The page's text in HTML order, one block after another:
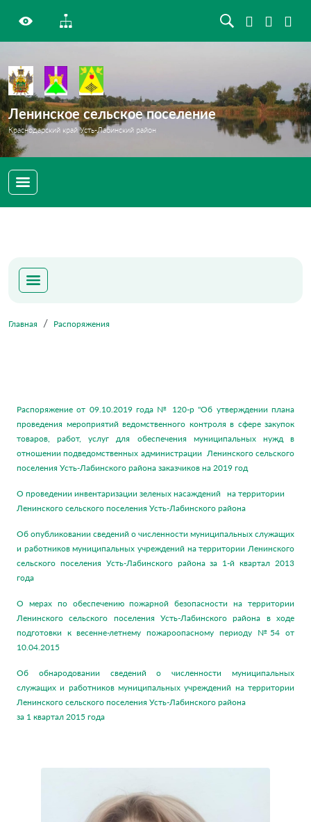
Ленинское сельское поселение
Краснодарский край Усть-Лабинский район
Главная Распоряжения
Распоряжение от 09.10.2019 года № 120-р "Об утверждении плана
проведения мероприятий ведомственного контроля в сфере закупок
товаров, работ, услуг для обеспечения муниципальных нужд в
отношении подведомственных администрации Ленинского сельского
поселения Усть-Лабинского района заказчиков на 2019 год
О проведении инвентаризации зеленых насаждений на территории
Ленинского сельского поселения Усть-Лабинского района
Об опубликовании сведений о численности муниципальных служащих
и работников муниципальных учреждений на территории Ленинского
сельского поселения Усть-Лабинского района за 1-й квартал 2013
года
О мерах по обеспечению пожарной безопасности на территории
Ленинского сельского поселения Усть-Лабинского района в ходе
подготовки к весенне-летнему пожароопасному периоду №54 от
10.04.2015
Об обнародовании сведений о численности муниципальных
служащих и работников муниципальных учреждений на территории
Ленинского сельского поселения Усть-Лабинского района
за 1 квартал 2015 года